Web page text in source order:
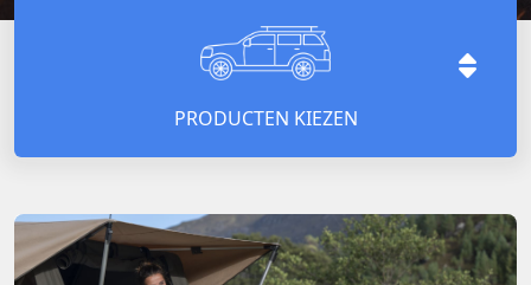
PRODUCTEN KIEZEN